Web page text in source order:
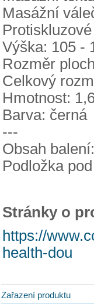
Masážní
Výška: 105 -
Rozměr
Celkový
Hmotnost:
Barva: černá
---
Obsah balení:
Podložka
Stránky o
https://
health-dou
Zařazení produktu